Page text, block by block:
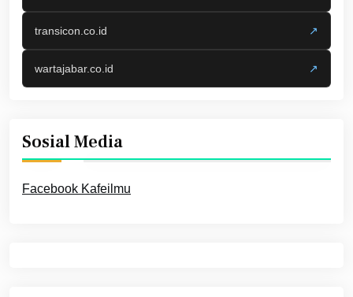
transicon.co.id ↗
wartajabar.co.id ↗
Sosial Media
Facebook Kafeilmu